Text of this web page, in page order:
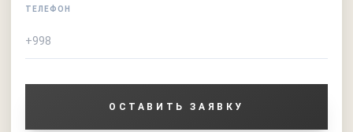
ТЕЛЕФОН
ОСТАВИТЬ ЗАЯВКУ